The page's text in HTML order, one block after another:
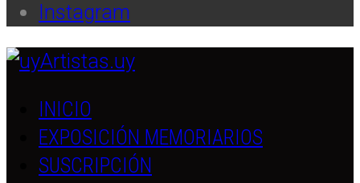
Instagram
INICIO
EXPOSICIÓN MEMORIARIOS
SUSCRIPCIÓN